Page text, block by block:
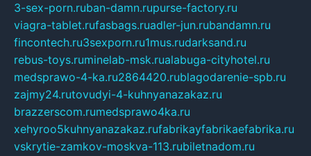
3-sex-porn.ruban-damn.rupurse-factory.ru
viagra-tablet.rufasbags.ruadler-jun.rubandamn.ru
fincontech.ru3sexporn.ru1mus.rudarksand.ru
rebus-toys.ruminelab-msk.rualabuga-cityhotel.ru
medsprawo-4-ka.ru2864420.rublagodarenie-spb.ru
zajmy24.rutovudyi-4-kuhnyanazakaz.ru
brazzerscom.rumedsprawo4ka.ru
xehyroo5kuhnyanazakaz.rufabrikayfabrikaefabrika.ru
vskrytie-zamkov-moskva-113.rubiletnadom.ru